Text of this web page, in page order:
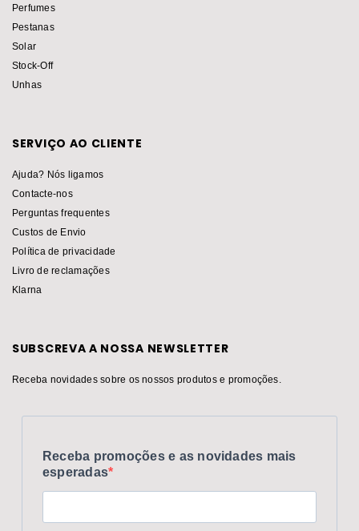
Perfumes
Pestanas
Solar
Stock-Off
Unhas
SERVIÇO AO CLIENTE
Ajuda? Nós ligamos
Contacte-nos
Perguntas frequentes
Custos de Envio
Política de privacidade
Livro de reclamações
Klarna
SUBSCREVA A NOSSA NEWSLETTER
Receba novidades sobre os nossos produtos e promoções.
Receba promoções e as novidades mais
esperadas